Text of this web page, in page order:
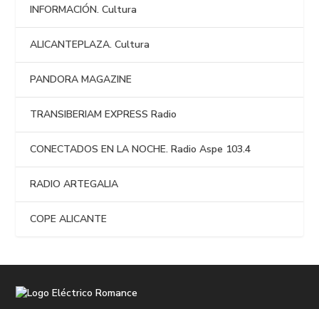
INFORMACIÓN. Cultura
ALICANTEPLAZA. Cultura
PANDORA MAGAZINE
TRANSIBERIAM EXPRESS Radio
CONECTADOS EN LA NOCHE. Radio Aspe 103.4
RADIO ARTEGALIA
COPE ALICANTE